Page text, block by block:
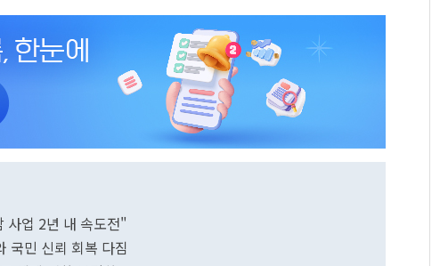
사업 2년 내 속도전"
민 신뢰 회복 다짐